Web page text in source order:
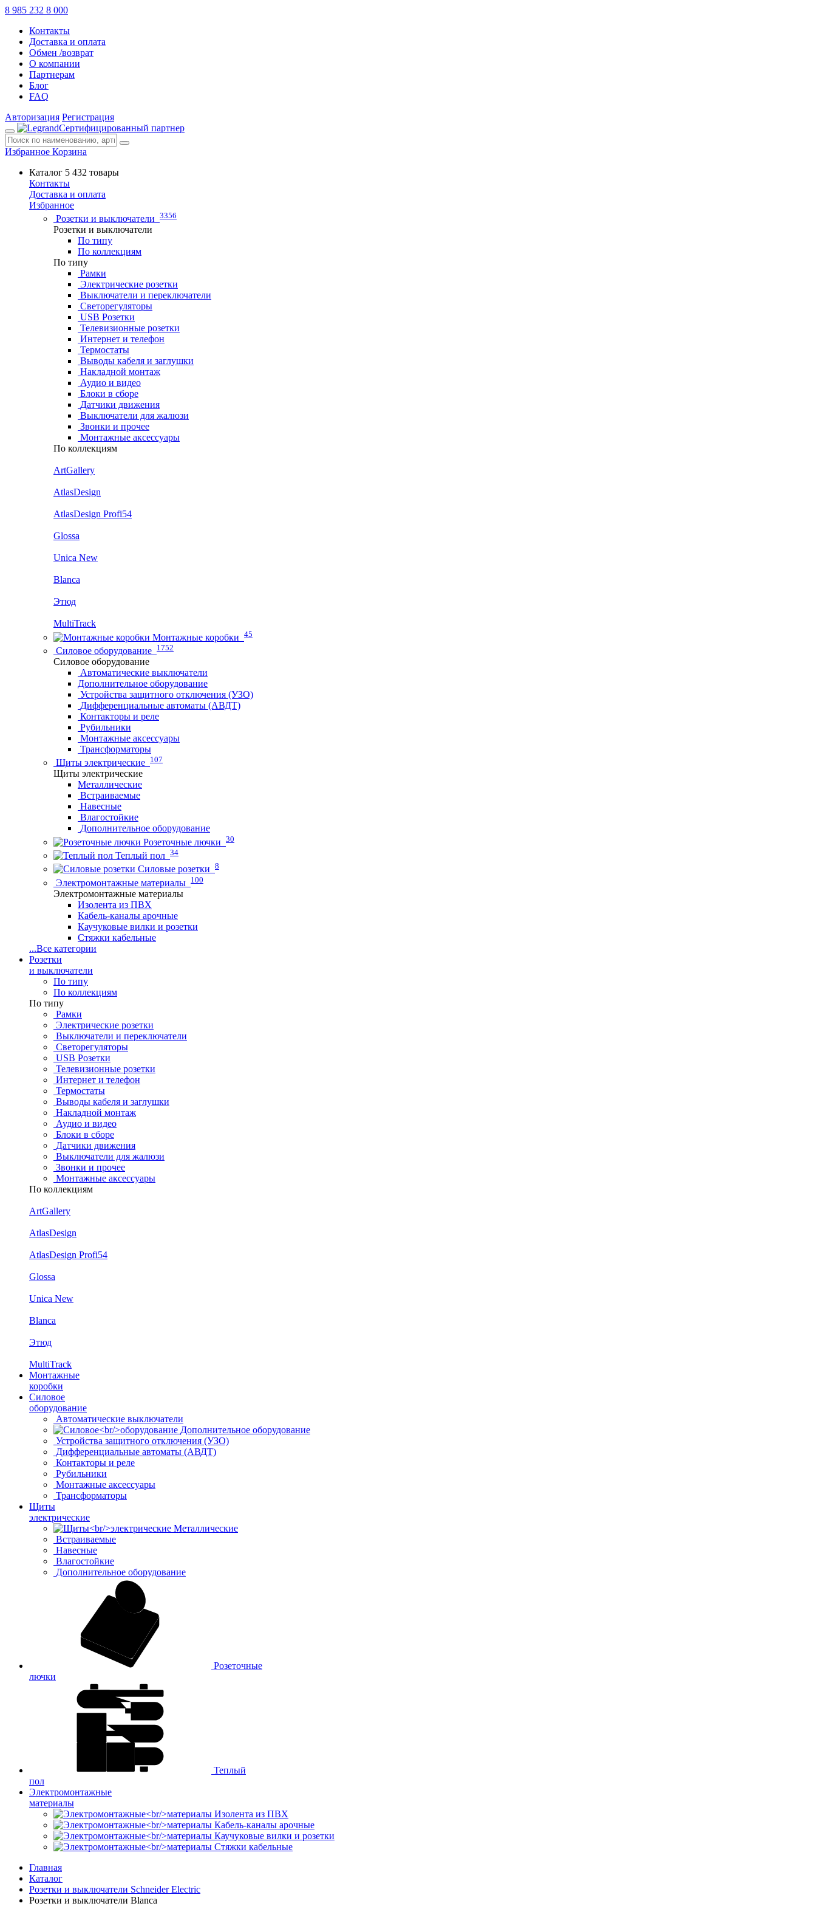
8 985 232 8 000
Контакты
Доставка и оплата
Обмен /возврат
О компании
Партнерам
Блог
FAQ
Авторизация Регистрация
Сертифицированный партнер
Избранное Корзина
Каталог 5 432 товары
Контакты
Доставка и оплата
Избранное
Розетки и выключатели 3356
Розетки и выключатели
По типу
По коллекциям
По типу
Рамки
Электрические розетки
Выключатели и переключатели
Светорегуляторы
USB Розетки
Телевизионные розетки
Интернет и телефон
Термостаты
Выводы кабеля и заглушки
Накладной монтаж
Аудио и видео
Блоки в сборе
Датчики движения
Выключатели для жалюзи
Звонки и прочее
Монтажные аксессуары
По коллекциям
ArtGallery
AtlasDesign
AtlasDesign Profi54
Glossa
Unica New
Blanca
Этюд
MultiTrack
Монтажные коробки 45
Силовое оборудование 1752
Силовое оборудование
Автоматические выключатели
Дополнительное оборудование
Устройства защитного отключения (УЗО)
Дифференциальные автоматы (АВДТ)
Контакторы и реле
Рубильники
Монтажные аксессуары
Трансформаторы
Щиты электрические 107
Щиты электрические
Металлические
Встраиваемые
Навесные
Влагостойкие
Дополнительное оборудование
Розеточные лючки 30
Теплый пол 34
Силовые розетки 8
Электромонтажные материалы 100
Электромонтажные материалы
Изолента из ПВХ
Кабель-каналы арочные
Каучуковые вилки и розетки
Стяжки кабельные
...Все категории
Розетки
и выключатели
По типу
По коллекциям
По типу
Рамки
Электрические розетки
Выключатели и переключатели
Светорегуляторы
USB Розетки
Телевизионные розетки
Интернет и телефон
Термостаты
Выводы кабеля и заглушки
Накладной монтаж
Аудио и видео
Блоки в сборе
Датчики движения
Выключатели для жалюзи
Звонки и прочее
Монтажные аксессуары
По коллекциям
ArtGallery
AtlasDesign
AtlasDesign Profi54
Glossa
Unica New
Blanca
Этюд
MultiTrack
Монтажные
коробки
Силовое
оборудование
Автоматические выключатели
Дополнительное оборудование
Устройства защитного отключения (УЗО)
Дифференциальные автоматы (АВДТ)
Контакторы и реле
Рубильники
Монтажные аксессуары
Трансформаторы
Щиты
электрические
Металлические
Встраиваемые
Навесные
Влагостойкие
Дополнительное оборудование
Розеточные
лючки
Теплый
пол
Электромонтажные
материалы
Изолента из ПВХ
Кабель-каналы арочные
Каучуковые вилки и розетки
Стяжки кабельные
Главная
Каталог
Розетки и выключатели Schneider Electric
Розетки и выключатели Blanca